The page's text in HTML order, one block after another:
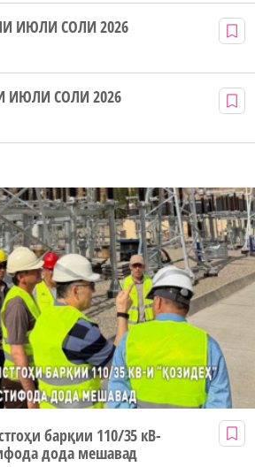
ИЮЛИ СОЛИ 2026
СОЛИ 2026
барқии 110/35 кВ-
дода мешавад